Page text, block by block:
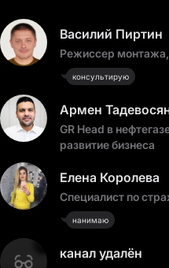
Василий Пиртин
Режиссер монтажа,
консультирую
Армен
GR Head в
развитие бизнеса
Елена Королева
Специалист по
нанимаю
канал удалён